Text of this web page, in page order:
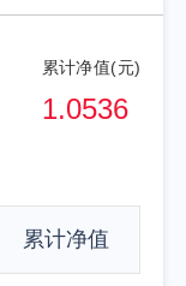
累计净值(元)
1.0536
累计净值